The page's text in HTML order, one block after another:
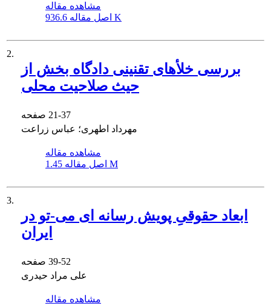
مشاهده مقاله
اصل مقاله 936.6 K
2.
بررسی خلأهای تقنینی دادگاه بخش از
حیث صلاحیت محلی
21-37
مهرداد اطهری؛ عباس زراعت
مشاهده مقاله
اصل مقاله 1.45 M
3.
ابعاد حقوقیِ پویش رسانه ای می-تو در
ایران
39-52
علی مراد حیدری
مشاهده مقاله